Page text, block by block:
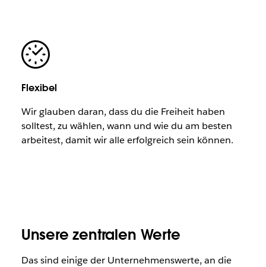
Flexibel
Wir glauben daran, dass du die Freiheit haben
solltest, zu wählen, wann und wie du am besten
arbeitest, damit wir alle erfolgreich sein können.
Unsere zentralen Werte
Das sind einige der Unternehmenswerte, an die